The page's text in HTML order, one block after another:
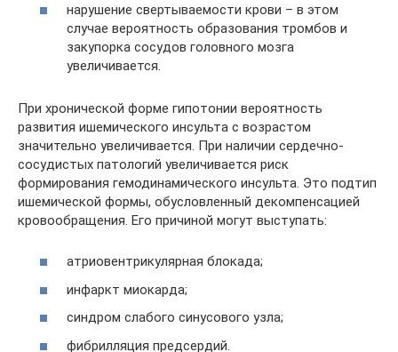
нарушение свертываемости крови – в этом
случае вероятность образования тромбов и
закупорка сосудов головного мозга
увеличивается.
При хронической форме гипотонии вероятность
развития ишемического инсульта с возрастом
значительно увеличивается. При наличии сердечно-
сосудистых патологий увеличивается риск
формирования гемодинамического инсульта. Это подтип
ишемической формы, обусловленный декомпенсацией
кровообращения. Его причиной могут выступать:
атриовентрикулярная блокада;
инфаркт миокарда;
синдром слабого синусового узла;
фибрилляция предсердий.